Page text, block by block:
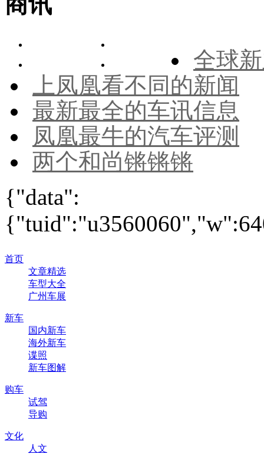
全球
上凤凰看不同的新闻
最新最全的车讯信息
凤凰最牛的汽车评测
两个和尚锵锵锵
{"data":
首页
文章精选
车型大全
广州车展
新车
国内新车
海外新车
谍照
新车图解
购车
试驾
导购
文化
人文